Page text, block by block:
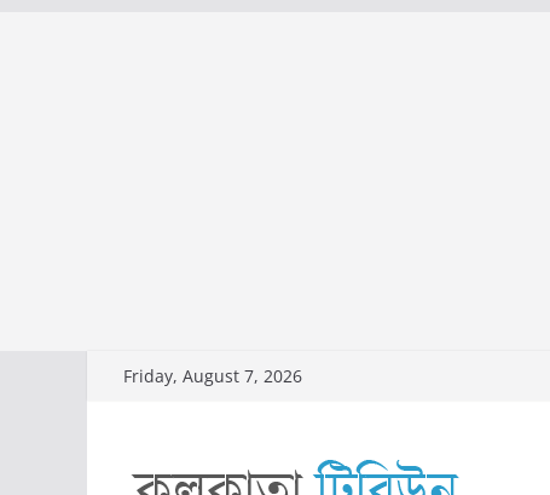
Friday, August 7, 2026